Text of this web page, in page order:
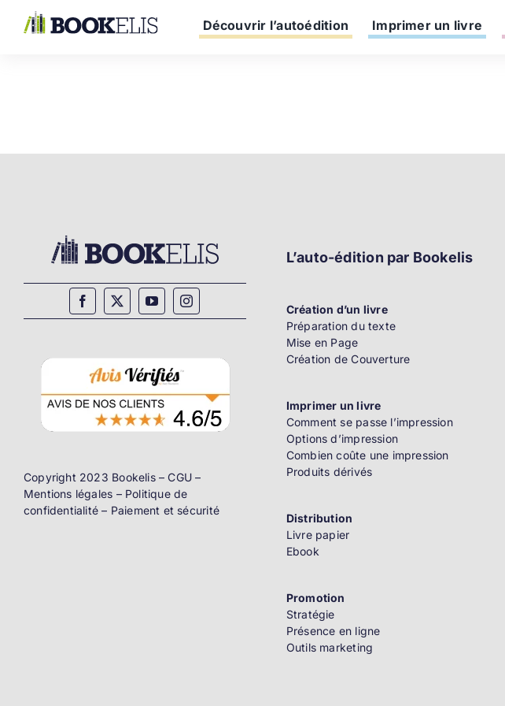
Découvrir l’autoédition Imprimer un livre
Copyright 2023 Bookelis –CGU –
Mentions légales – Politique de
confidentialité – Paiement et sécurité
L’auto-édition par Bookelis
Création d’un livre
Préparation du texte
Mise en Page
Création de Couverture
Imprimer un livre
Comment se passe l’impression
Options d’impression
Combien coûte une impression
Produits dérivés
Distribution
Livre papier
Ebook
Promotion
Stratégie
Présence en ligne
Outils marketing